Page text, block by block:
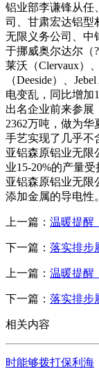
铝业部李谦锋从任
司、甘肃宏达铝型
无限义务公司、中
于挪威奥尔达尔（
莱沃（Clervaux）
（Deeside）、
电变乱，同比增加
出名企业前来参展
2362万吨，做为
手艺实现了几乎不
亚铝森原铝业无限
业15-20%的产量
亚铝森原铝业无限
添加金属的导电性。
上一篇： 温暖提醒
下一篇： 落实排步
上一篇： 温暖提醒
下一篇： 落实排步
相关内容
时能够拨打保利海